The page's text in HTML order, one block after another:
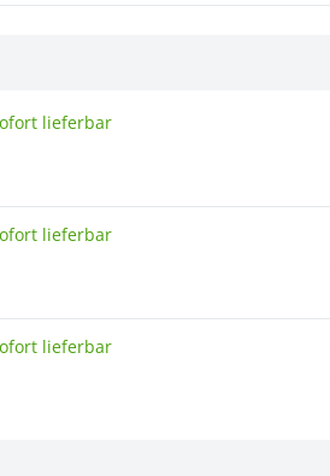
lieferbar
lieferbar
lieferbar